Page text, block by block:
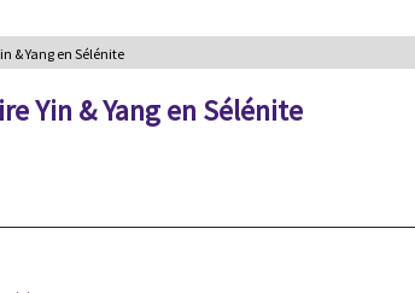
& Yang en Sélénite
Yin & Yang en Sélénite